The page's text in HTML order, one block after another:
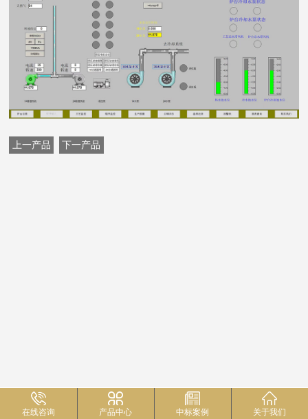
上一产品 下一产品
在线咨询 产品中心 中标案例 关于我们